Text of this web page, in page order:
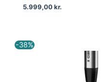
5.999,00kr.
-38%
Den
oprindelige
aktuelle
6.499,00 kr..